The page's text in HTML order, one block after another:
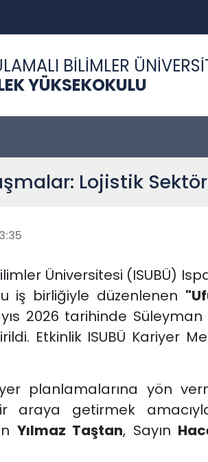
BİLİMLER
YÜKSEKOKULU
Lojistik
Üniversitesi (ISUBÜ)
iş birliğiyle düzenlenen
2026 tarihinde
Etkinlik ISUBÜ Kariyer
planlamalarına yön
araya getirmek
Yılmaz Taştan, Sayın